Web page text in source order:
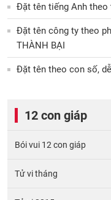
Đặt tên tiếng Anh
Đặt tên công ty theo
THÀNH BẠI
Đặt tên theo con số,
12 con giáp
Bói vui 12 con giáp
Tử vi tháng